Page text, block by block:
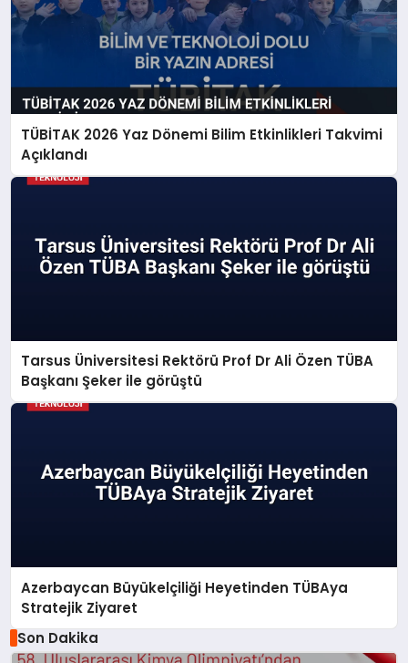
TÜBİTAK 2026 Yaz Dönemi Bilim Etkinlikleri Takvimi
Açıklandı
Tarsus Üniversitesi Rektörü Prof Dr Ali Özen TÜBA
Başkanı Şeker ile görüştü
Azerbaycan Büyükelçiliği Heyetinden TÜBAya
Stratejik Ziyaret
Son Dakika